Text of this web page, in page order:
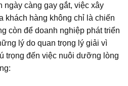
ngày càng gay gắt, việc xây
khách hàng không chỉ là chiến
còn để doanh nghiệp phát triển
lý do quan trọng lý giải vì
trọng đến việc nuôi dưỡng lòng